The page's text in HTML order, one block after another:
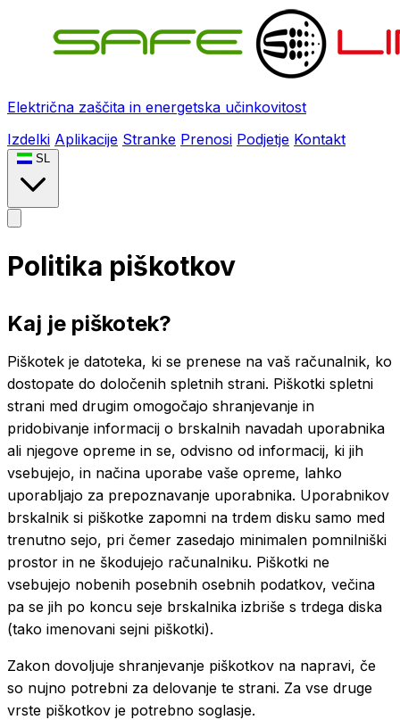
Električna zaščita in energetska učinkovitost
Izdelki Aplikacije Stranke Prenosi Podjetje Kontakt
SL
Politika piškotkov
Kaj je piškotek?
Piškotek je datoteka, ki se prenese na vaš računalnik, ko
dostopate do določenih spletnih strani. Piškotki spletni
strani med drugim omogočajo shranjevanje in
pridobivanje informacij o brskalnih navadah uporabnika
ali njegove opreme in se, odvisno od informacij, ki jih
vsebujejo, in načina uporabe vaše opreme, lahko
uporabljajo za prepoznavanje uporabnika. Uporabnikov
brskalnik si piškotke zapomni na trdem disku samo med
trenutno sejo, pri čemer zasedajo minimalen pomnilniški
prostor in ne škodujejo računalniku. Piškotki ne
vsebujejo nobenih posebnih osebnih podatkov, večina
pa se jih po koncu seje brskalnika izbriše s trdega diska
(tako imenovani sejni piškotki).
Zakon dovoljuje shranjevanje piškotkov na napravi, če
so nujno potrebni za delovanje te strani. Za vse druge
vrste piškotkov je potrebno soglasje.